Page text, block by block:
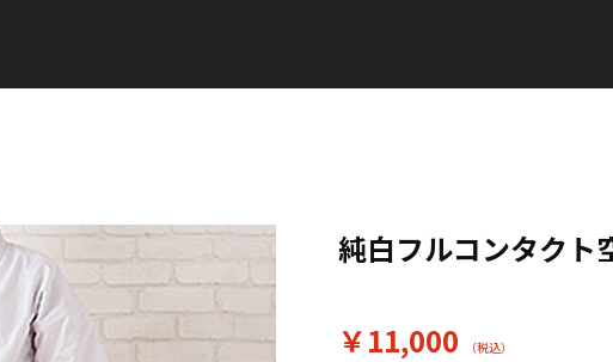
純白フルコンタクト
￥11,000